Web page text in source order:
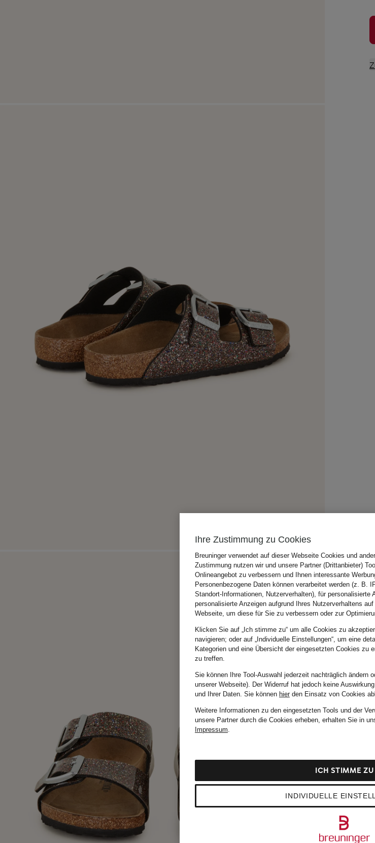
Ihre Zustimmung zu Cookies
Breuninger verwendet auf dieser Webseite Cookies und
Zustimmung nutzen wir und unsere Partner (Drittanbieter)
Onlineangebot zu verbessern und Ihnen interessante
Personenbezogene Daten können verarbeitet werden (z. B.
Standort-Informationen, Nutzerverhalten), für personalisierte
personalisierte Anzeigen aufgrund Ihres Nutzerverhaltens
Webseite, um diese für Sie zu verbessern oder zur
Klicken Sie auf „Ich stimme zu“ um alle Cookies zu
navigieren; oder auf „Individuelle Einstellungen“, um eine
Kategorien und eine Übersicht der eingesetzten Cookies zu
zu treffen.
Sie können Ihre Tool-Auswahl jederzeit nachträglich ändern
unserer Webseite). Der Widerruf hat jedoch keine
und Ihrer Daten. Sie können hierden Einsatz von Cookies
Weitere Informationen zu den eingesetzten Tools und der
unsere Partner durch die Cookies erheben, erhalten Sie in
Impressum.
INDIVIDUELLE
ICH STIMME ZU